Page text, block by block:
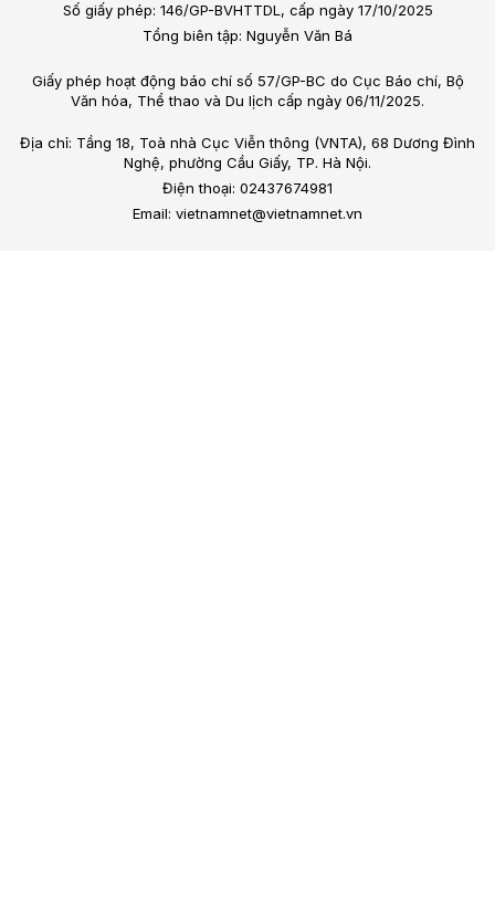
Số giấy phép: 146/GP-BVHTTDL, cấp ngày 17/10/2025
Tổng biên tập: Nguyễn Văn Bá
Giấy phép hoạt động báo chí số 57/GP-BC do Cục Báo chí, Bộ
Văn hóa, Thể thao và Du lịch cấp ngày 06/11/2025.
Địa chỉ: Tầng 18, Toà nhà Cục Viễn thông (VNTA), 68 Dương Đình
Nghệ, phường Cầu Giấy, TP. Hà Nội.
Điện thoại: 02437674981
Email: vietnamnet@vietnamnet.vn